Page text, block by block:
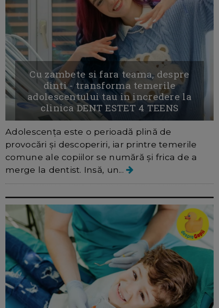
Cu zambete si fara teama, despre
dinti - transforma temerile
adolescentului tau in incredere la
clinica DENT ESTET 4 TEENS
Adolescența este o perioadă plină de
provocări și descoperiri, iar printre temerile
comune ale copiilor se numără și frica de a
merge la dentist. Insă, un...